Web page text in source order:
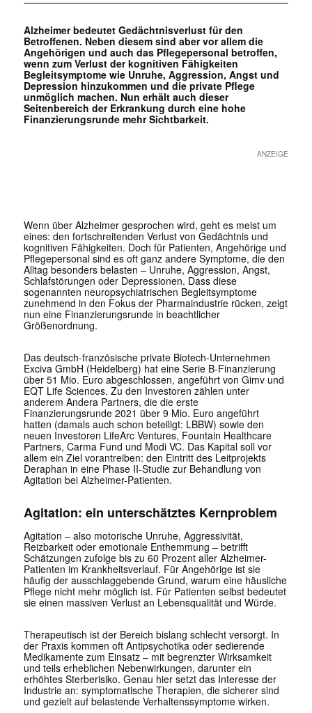
Alzheimer bedeutet Gedächtnisverlust für den
Betroffenen. Neben diesem sind aber vor allem die
Angehörigen und auch das Pflegepersonal betroffen,
wenn zum Verlust der kognitiven Fähigkeiten
Begleitsymptome wie Unruhe, Aggression, Angst und
Depression hinzukommen und die private Pflege
unmöglich machen. Nun erhält auch dieser
Seitenbereich der Erkrankung durch eine hohe
Finanzierungsrunde mehr Sichtbarkeit.
ANZEIGE
Wenn über Alzheimer gesprochen wird, geht es meist um
eines: den fortschreitenden Verlust von Gedächtnis und
kognitiven Fähigkeiten. Doch für Patienten, Angehörige und
Pflegepersonal sind es oft ganz andere Symptome, die den
Alltag besonders belasten – Unruhe, Aggression, Angst,
Schlafstörungen oder Depressionen. Dass diese
sogenannten neuropsychiatrischen Begleitsymptome
zunehmend in den Fokus der Pharmaindustrie rücken, zeigt
nun eine Finanzierungsrunde in beachtlicher
Größenordnung.
Das deutsch-französische private Biotech-Unternehmen
Exciva GmbH (Heidelberg) hat eine Serie B-Finanzierung
über 51 Mio. Euro abgeschlossen, angeführt von Gimv und
EQT Life Sciences. Zu den Investoren zählen unter
anderem Andera Partners, die die erste
Finanzierungsrunde 2021 über 9 Mio. Euro angeführt
hatten (damals auch schon beteiligt: LBBW) sowie den
neuen Investoren LifeArc Ventures, Fountain Healthcare
Partners, Carma Fund und Modi VC. Das Kapital soll vor
allem ein Ziel vorantreiben: den Eintritt des Leitprojekts
Deraphan in eine Phase II-Studie zur Behandlung von
Agitation bei Alzheimer-Patienten.
Agitation: ein unterschätztes Kernproblem
Agitation – also motorische Unruhe, Aggressivität,
Reizbarkeit oder emotionale Enthemmung – betrifft
Schätzungen zufolge bis zu 60 Prozent aller Alzheimer-
Patienten im Krankheitsverlauf. Für Angehörige ist sie
häufig der ausschlaggebende Grund, warum eine häusliche
Pflege nicht mehr möglich ist. Für Patienten selbst bedeutet
sie einen massiven Verlust an Lebensqualität und Würde.
Therapeutisch ist der Bereich bislang schlecht versorgt. In
der Praxis kommen oft Antipsychotika oder sedierende
Medikamente zum Einsatz – mit begrenzter Wirksamkeit
und teils erheblichen Nebenwirkungen, darunter ein
erhöhtes Sterberisiko. Genau hier setzt das Interesse der
Industrie an: symptomatische Therapien, die sicherer sind
und gezielt auf belastende Verhaltenssymptome wirken.